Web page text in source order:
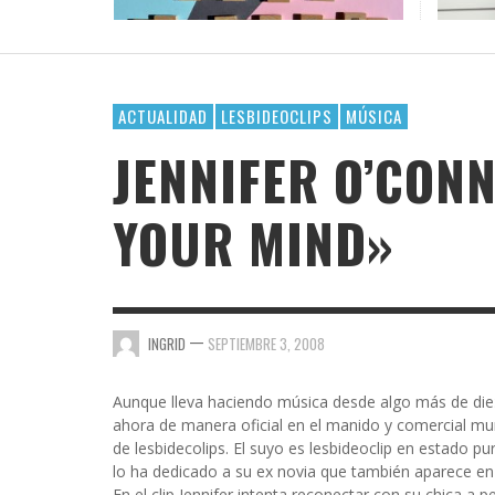
CASI
MARVEL
DAR
GUSTA ALGUIEN
LA PLAYA
CHICA BUSCA CHICA
CORTOS
ENGÁNCHATE A…
ENSERIADA!
EVDG
FAR OUT
GIMME SUGAR
VAYA
ACTUALIDAD LESBIDEOCLIPS MÚSICA
JENNIFER
YOUR MIND»
INGRID — SEPTIEMBRE 3, 2008
Aunque lleva haciendo música desde algo más de
ahora de manera oficial en el manido y comercial
de lesbidecolips. El suyo es lesbideoclip en estado
lo ha dedicado a su ex novia que también aparece